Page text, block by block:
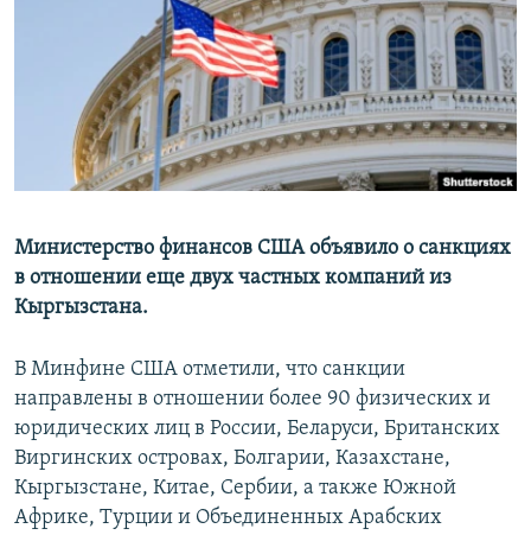
Министерство финансов США объявило о санкциях
в отношении еще двух частных компаний из
Кыргызстана.
В Минфине США отметили, что санкции
направлены в отношении более 90 физических и
юридических лиц в России, Беларуси, Британских
Виргинских островах, Болгарии, Казахстане,
Кыргызстане, Китае, Сербии, а также Южной
Африке, Турции и Объединенных Арабских